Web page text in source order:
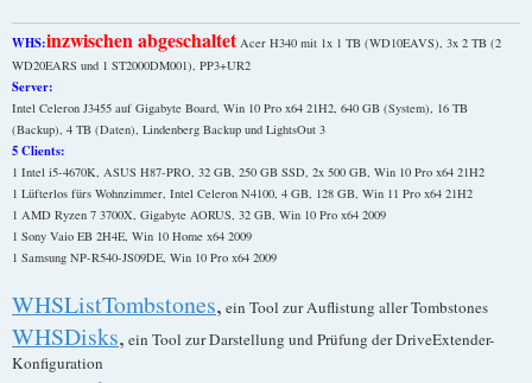
WHS:inzwischen abgeschaltet Acer H340 mit 1x 1 TB (WD10EAVS), 3x 2 TB (2
WD20EARS und 1 ST2000DM001), PP3+UR2
Server:
Intel Celeron J3455 auf Gigabyte Board, Win 10 Pro x64 21H2, 640 GB (System), 16 TB
(Backup), 4 TB (Daten), Lindenberg Backup und LightsOut 3
5 Clients:
1 Intel i5-4670K, ASUS H87-PRO, 32 GB, 250 GB SSD, 2x 500 GB, Win 10 Pro x64 21H2
1 Lüfterlos fürs Wohnzimmer, Intel Celeron N4100, 4 GB, 128 GB, Win 11 Pro x64 21H2
1 AMD Ryzen 7 3700X, Gigabyte AORUS, 32 GB, Win 10 Pro x64 2009
1 Sony Vaio EB 2H4E, Win 10 Home x64 2009
1 Samsung NP-R540-JS09DE, Win 10 Pro x64 2009
WHSListTombstones, ein Tool zur Auflistung aller Tombstones
WHSDisks, ein Tool zur Darstellung und Prüfung der DriveExtender-
Konfiguration